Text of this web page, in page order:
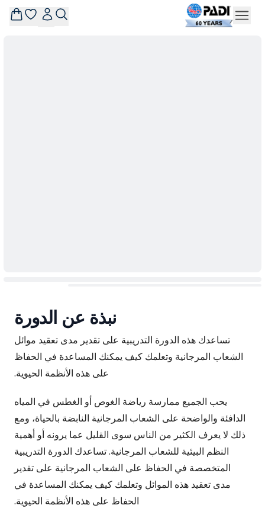
نبذة عن الدورة
تساعدك هذه الدورة التدريبية على تقدير مدى تعقيد موائل
الشعاب المرجانية وتعلمك كيف يمكنك المساعدة في الحفاظ
على هذه الأنظمة الحيوية.
يحب الجميع ممارسة رياضة الغوص أو الغطس في المياه
الدافئة والواضحة على الشعاب المرجانية النابضة بالحياة، ومع
ذلك لا يعرف الكثير من الناس سوى القليل عما يرونه أو أهمية
النظم البيئية للشعاب المرجانية. تساعدك الدورة التدريبية
المتخصصة في الحفاظ على الشعاب المرجانية على تقدير
مدى تعقيد هذه الموائل وتعلمك كيف يمكنك المساعدة في
الحفاظ على هذه الأنظمة الحيوية.